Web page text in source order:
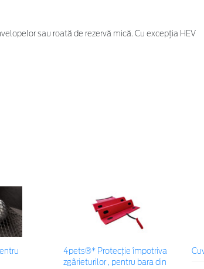
sau roată de rezervă mică. Cu excepția HEV
4pets®* Protecție împotriva
zgârieturilor , pentru bara din